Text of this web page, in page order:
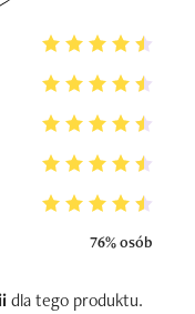
76% osób
dla tego produktu.